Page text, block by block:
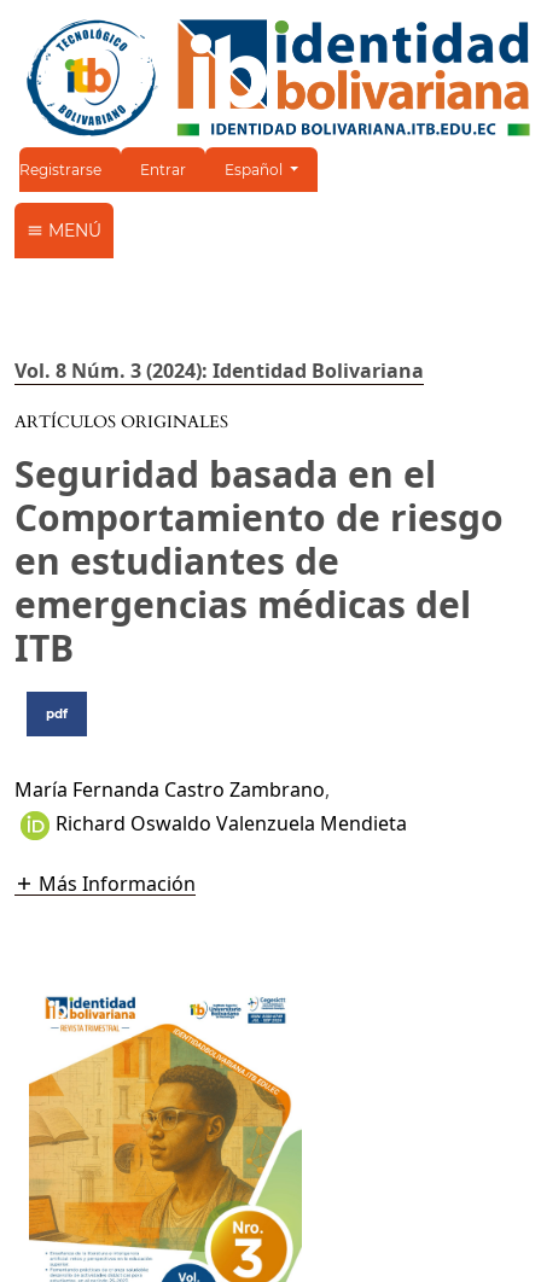
Registrarse Entrar Cambiar el idioma. El idioma actual es:
Español
MENÚ
Vol. 8 Núm. 3 (2024): Identidad Bolivariana
ARTÍCULOS ORIGINALES
Seguridad basada en el
Comportamiento de riesgo
en estudiantes de
emergencias médicas del
ITB
pdf
María Fernanda Castro Zambrano,
Richard Oswaldo Valenzuela Mendieta
Más Información